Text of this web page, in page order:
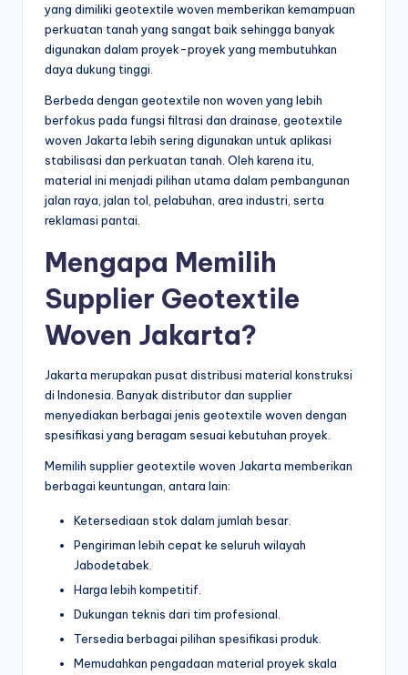
yang dimiliki geotextile woven memberikan kemampuan
perkuatan tanah yang sangat baik sehingga banyak
digunakan dalam proyek-proyek yang membutuhkan
daya dukung tinggi.
Berbeda dengan geotextile non woven yang lebih
berfokus pada fungsi filtrasi dan drainase, geotextile
woven Jakarta lebih sering digunakan untuk aplikasi
stabilisasi dan perkuatan tanah. Oleh karena itu,
material ini menjadi pilihan utama dalam pembangunan
jalan raya, jalan tol, pelabuhan, area industri, serta
reklamasi pantai.
Mengapa Memilih
Supplier Geotextile
Woven Jakarta?
Jakarta merupakan pusat distribusi material konstruksi
di Indonesia. Banyak distributor dan supplier
menyediakan berbagai jenis geotextile woven dengan
spesifikasi yang beragam sesuai kebutuhan proyek.
Memilih supplier geotextile woven Jakarta memberikan
berbagai keuntungan, antara lain:
Ketersediaan stok dalam jumlah besar.
Pengiriman lebih cepat ke seluruh wilayah
Jabodetabek.
Harga lebih kompetitif.
Dukungan teknis dari tim profesional.
Tersedia berbagai pilihan spesifikasi produk.
Memudahkan pengadaan material proyek skala